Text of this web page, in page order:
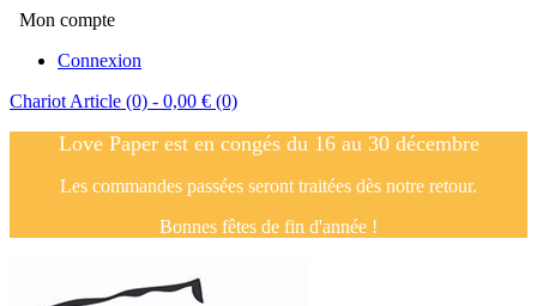
Mon compte
Connexion
Chariot Article (0) - 0,00 € (0)
Love Paper est en congés du 16 au 30 décembre
Les commandes passées seront traitées dès notre retour.
Bonnes fêtes de fin d'année !